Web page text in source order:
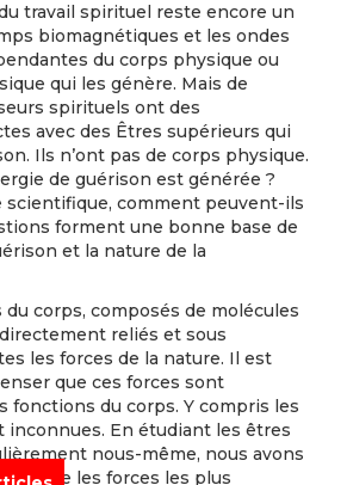
travail spirituel reste encore un
biomagnétiques et les ondes
du corps physique ou
qui les génère. Mais de
spirituels ont des
avec des Êtres supérieurs qui
Ils n’ont pas de corps physique.
de guérison est générée ?
scientifique, comment peuvent-ils
forment une bonne base de
et la nature de la
corps, composés de molécules
reliés et sous
les forces de la nature. Il est
que ces forces sont
fonctions du corps. Y compris les
inconnues. En étudiant les êtres
nous-même, nous avons
les forces les plus